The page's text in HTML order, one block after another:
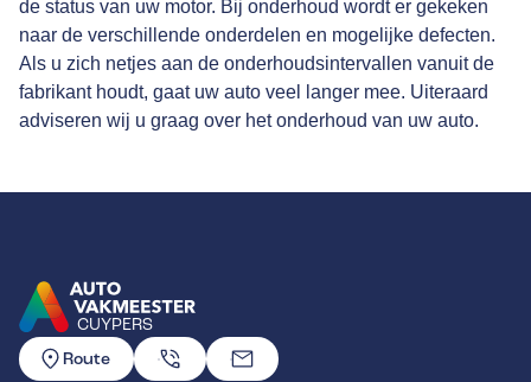
de status van uw motor. Bij onderhoud wordt er gekeken
naar de verschillende onderdelen en mogelijke defecten.
Als u zich netjes aan de onderhoudsintervallen vanuit de
fabrikant houdt, gaat uw auto veel langer mee. Uiteraard
adviseren wij u graag over het onderhoud van uw auto.
CUYPERS
GA NAAR DE HOMEPAGINA
Route